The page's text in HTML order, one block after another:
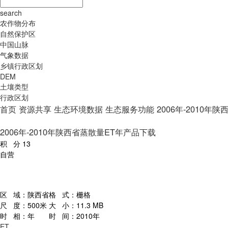
search
农作物分布
自然保护区
中国山脉
气象数据
乡镇行政区划
DEM
土壤类型
行政区划
首页 资源共享 生态环境数据 生态服务功能 2006年-2010年陕
2006年-2010年陕西省蒸散量ET年产品下载
积 分 13
自营
区 域： 陕西省格 式： 栅格
尺 度： 500米 大 小： 11.3 MB
时 相： 年 时 间： 2010年